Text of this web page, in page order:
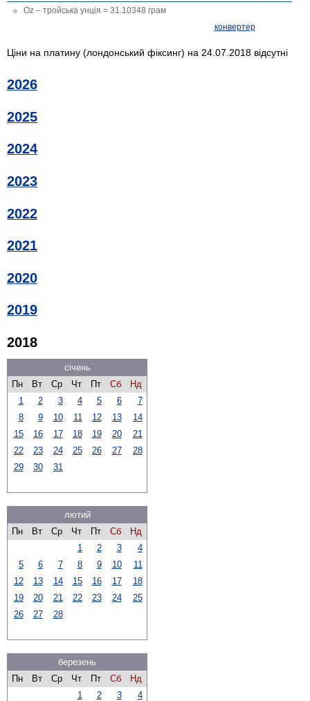
Oz – тройська унція = 31.10348 грам
конвертер
Ціни на платину (лондонський фіксинг) на 24.07.2018 відсутні
2026
2025
2024
2023
2022
2021
2020
2019
2018
січень
Пн
Вт Ср Чт Пт Сб
Нд
1
2 3 4 5 6
7
8
9 10 11 12 13
14
15
16 17 18 19 20
21
22
23 24 25 26 27
28
29
30 31
лютий
Пн
Вт Ср Чт Пт Сб
Нд
1
2 3
4
5
6 7 8 9 10
11
12
13 14 15 16 17
18
19
20 21 22 23 24
25
26
27 28
березень
Пн
Вт Ср Чт Пт Сб
Нд
1
2 3 4